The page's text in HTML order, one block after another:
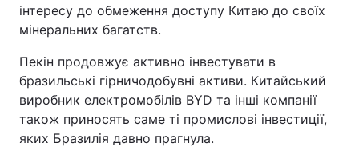
інтересу до обмеження доступу Китаю до своїх
мінеральних багатств.
Пекін продовжує активно інвестувати в
бразильські гірничодобувні активи. Китайський
виробник електромобілів BYD та інші компанії
також приносять саме ті промислові інвестиції,
яких Бразилія давно прагнула.